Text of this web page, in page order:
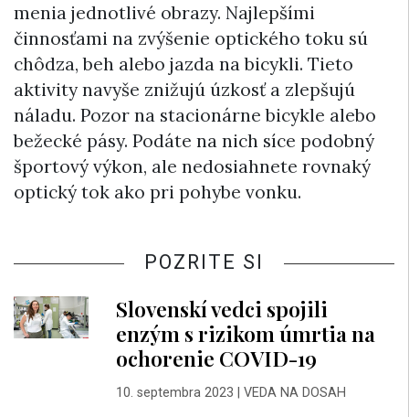
menia jednotlivé obrazy. Najlepšími
činnosťami na zvýšenie optického toku sú
chôdza, beh alebo jazda na bicykli. Tieto
aktivity navyše znižujú úzkosť a zlepšujú
náladu. Pozor na stacionárne bicykle alebo
bežecké pásy. Podáte na nich síce podobný
športový výkon, ale nedosiahnete rovnaký
optický tok ako pri pohybe vonku.
POZRITE SI
Slovenskí vedci spojili
enzým s rizikom úmrtia na
ochorenie COVID-19
10. septembra 2023 VEDA NA DOSAH